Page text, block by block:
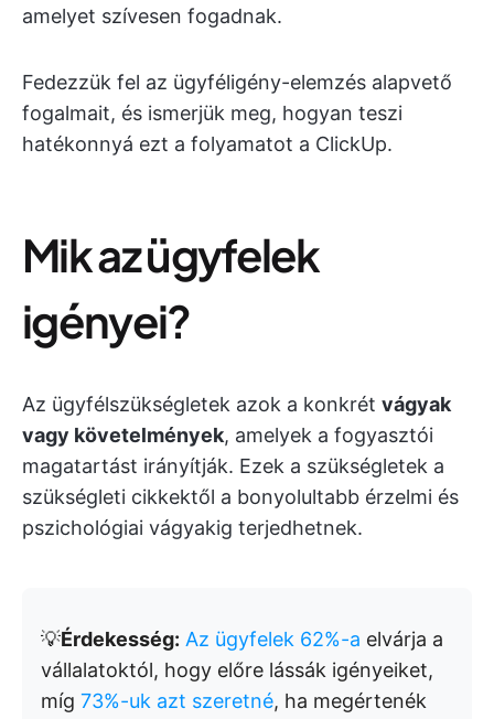
amelyet szívesen fogadnak.
Fedezzük fel az ügyféligény-elemzés alapvető
fogalmait, és ismerjük meg, hogyan teszi
hatékonnyá ezt a folyamatot a ClickUp.
Mik az ügyfelek
igényei?
Az ügyfélszükségletek azok a konkrét vágyak
vagy követelmények, amelyek a fogyasztói
magatartást irányítják. Ezek a szükségletek a
szükségleti cikkektől a bonyolultabb érzelmi és
pszichológiai vágyakig terjedhetnek.
💡Érdekesség: Az ügyfelek 62%-a elvárja a
vállalatoktól, hogy előre lássák igényeiket,
míg 73%-uk azt szeretné, ha megértenék